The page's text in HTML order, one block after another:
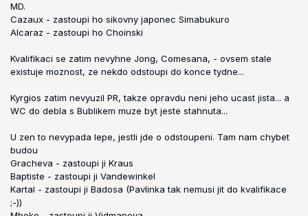
MD.
Cazaux - zastoupi ho sikovny japonec Simabukuro
Alcaraz - zastoupi ho Choinski
Kvalifikaci se zatim nevyhne Jong, Comesana, - ovsem stale
existuje moznost, ze nekdo odstoupi do konce tydne...
Kyrgios zatim nevyuzil PR, takze opravdu neni jeho ucast jista... a
WC do debla s Bublikem muze byt jeste stahnuta...
U zen to nevypada lepe, jestli jde o odstoupeni. Tam nam chybet
budou
Gracheva - zastoupi ji Kraus
Baptiste - zastoupi ji Vandewinkel
Kartal - zastoupi ji Badosa (Pavlinka tak nemusi jit do kvalifikace
;-))